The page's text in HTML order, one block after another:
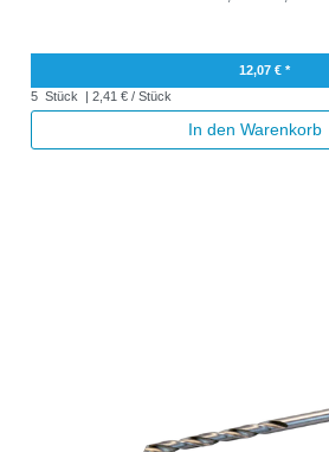
12,07 € *
5 Stück | 2,41 € / Stück
In den Warenkorb